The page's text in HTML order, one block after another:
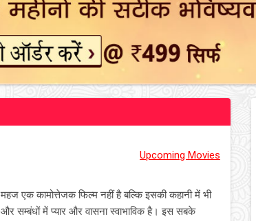
Upcoming Movies
एक कामोत्तेजक फिल्म नहीं है बल्कि इसकी कहानी में भी
सम्बंधों में प्यार और वासना स्वाभाविक है। इस सबके